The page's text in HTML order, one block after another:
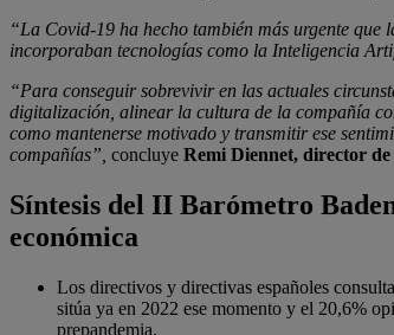
“La Covid-19 ha hecho también más urgente que
incorporaban tecnologías como la Inteligencia
“Para conseguir sobrevivir en las actuales
digitalización, alinear la cultura de la compañía
como mantenerse motivado y transmitir ese
compañías”, concluye Remi Diennet, director
Síntesis del II Barómetro
económica
Los directivos y directivas españoles
sitúa ya en 2022 ese momento y el 20,6%
prepandemia.